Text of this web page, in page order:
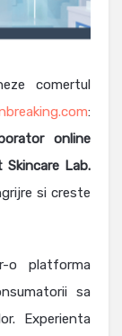
comertul
:
online
Lab.
si creste
o platforma
sa
Experienta